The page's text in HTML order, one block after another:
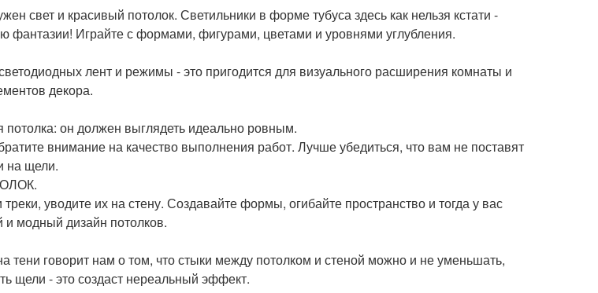
свет и красивый потолок. Светильники в форме тубуса здесь как нельзя кстати -
фантазии! Играйте с формами, фигурами, цветами и уровнями углубления.
лент и режимы - это пригодится для визуального расширения комнаты и
декора.
потолка: он должен выглядеть идеально ровным.
внимание на качество выполнения работ. Лучше убедиться, что вам не поставят
на щели.
уводите их на стену. Создавайте формы, огибайте пространство и тогда у вас
и модный дизайн потолков.
тени говорит нам о том, что стыки между потолком и стеной можно и не уменьшать,
щели - это создаст нереальный эффект.